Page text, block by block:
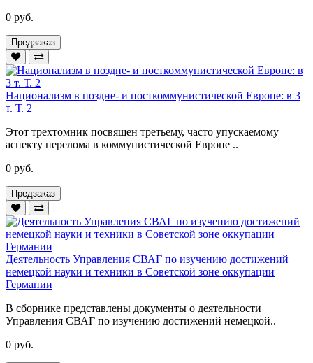
0 руб.
Предзаказ
Национализм в поздне- и посткоммунистической Европе: в 3
т. Т. 2
Этот трехтомник посвящен третьему, часто упускаемому
аспекту перелома в коммунистической Европе ..
0 руб.
Предзаказ
Деятельность Управления СВАГ по изучению достижений
немецкой науки и техники в Советской зоне оккупации
Германии
В сборнике представлены документы о деятельности
Управления СВАГ по изучению достижений немецкой..
0 руб.